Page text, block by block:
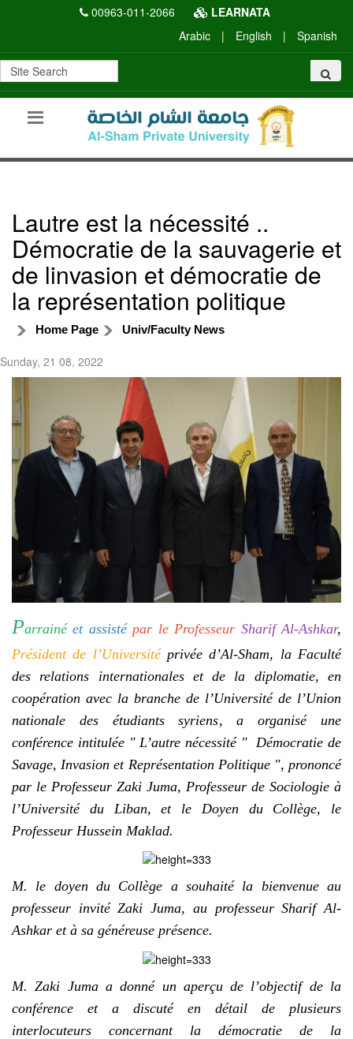
00963-011-2066
LEARNATA
Arabic
| English | Spanish
Lautre est la nécessité ..
Démocratie de la sauvagerie et
de linvasion et démocratie de
la représentation politique
Home Page Univ/Faculty News
Sunday, 21 08, 2022
Parrainéet assisté par le Professeur Sharif Al-Ashkar,
Président de l’Université privée d’Al-Sham, la Faculté
des relations internationales et de la diplomatie, en
coopération avec la branche de l’Université de l’Union
nationale des étudiants syriens, a organisé une
conférence intitulée " L’autre nécessité " Démocratie de
Savage, Invasion et Représentation Politique ", prononcé
par le Professeur Zaki Juma, Professeur de Sociologie à
l’Université du Liban, et le Doyen du Collège, le
Professeur Hussein Maklad.
M. le doyen du Collège a souhaité la bienvenue au
professeur invité Zaki Juma, au professeur Sharif Al-
Ashkar et à sa généreuse présence.
M. Zaki Juma a donné un aperçu de l’objectif de la
conférence et a discuté en détail de plusieurs
interlocuteurs concernant la démocratie de la